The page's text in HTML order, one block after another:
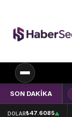
SPOR
SON DAKİKA
DOLAR₺47.6085▲